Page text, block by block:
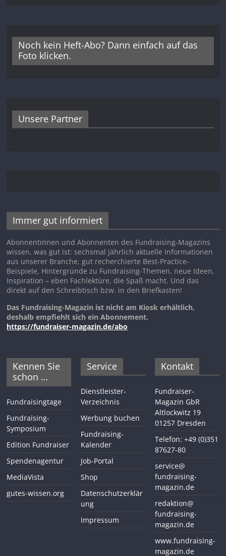
Noch kein Heft-Abo? Dann einfach auf das
Foto klicken.
Unsere Partner
Immer gut informiert
Abonnentinnen und Abonnenten des Fundraising-Magazins
wissen, was gut ist: sechsmal jährlich aktuelle Informationen
aus unserer Branche, gut recherchierte Best-Practice-
Beispiele, Hintergründe zu Fundraising-Themen, neue Ideen,
Inspiration – eben Fachlektüre, die Spaß macht. Und das
direkt auf den Schreibtisch bzw. in den Briefkasten!
Das Fundraising-Magazin ist nicht am Kiosk erhältlich,
deshalb empfiehlt sich ein Abonnement.
https://fundraiser-magazin.de/abo
Kennen Sie
schon …
Fundraisingtage
Fundraising-
Symposium
Edition Fundraiser
Spendenagentur
MediaVista
gutes-wissen.org
Service
Dienstleister-
Verzeichnis
Werbung buchen
Fundraising-
Kalender
Job-Portal
Shop
Datenschutzerklär
ung
Impressum
Kontakt
Fundraiser-
Magazin GbR
Altlockwitz 19
01257 Dresden
Telefon: +49 (0)351
87627-80
service@
fundraising-
magazin.de
redaktion@
fundraising-
magazin.de
www.fundraising-
magazin.de